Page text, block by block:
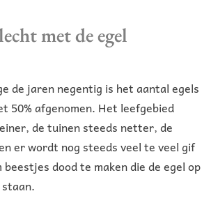
met de egel
de jaren negentig is het aantal egels
50% afgenomen. Het leefgebied
de tuinen steeds netter, de
er wordt nog steeds veel te veel gif
dood te maken die de egel op